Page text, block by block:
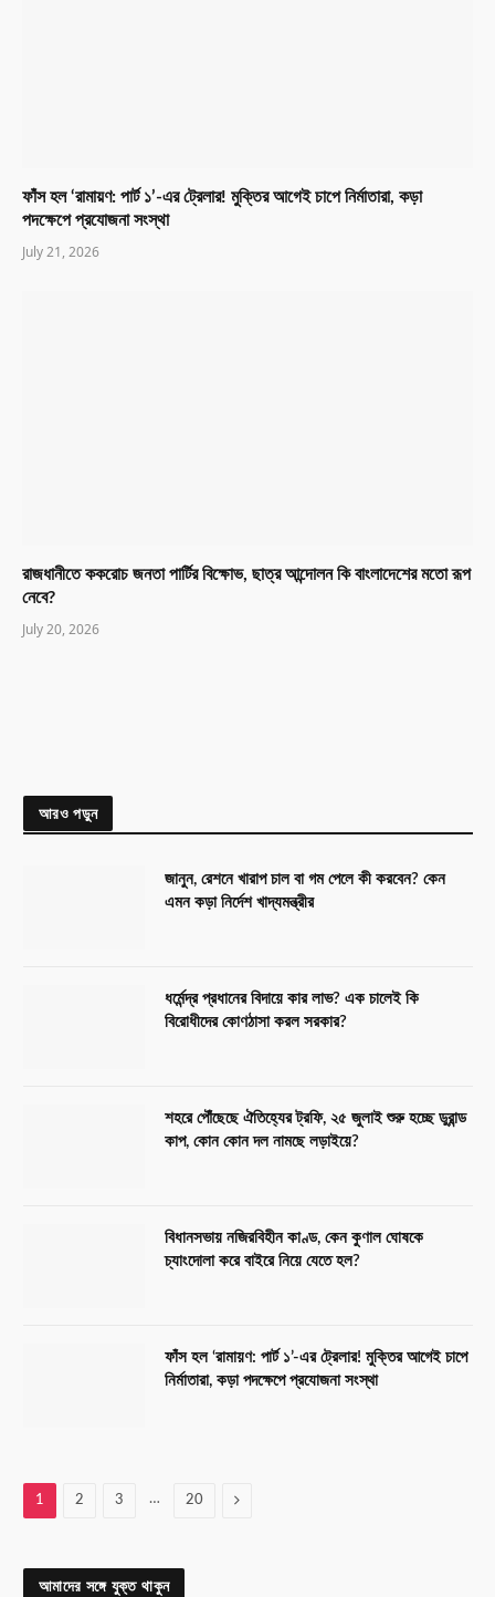
ফাঁস হল ‘রামায়ণ: পার্ট ১’-এর ট্রেলার! মুক্তির আগেই চাপে নির্মাতারা, কড়া
পদক্ষেপে প্রযোজনা সংস্থা
July 21, 2026
রাজধানীতে ককরোচ জনতা পার্টির বিক্ষোভ, ছাত্র আন্দোলন কি বাংলাদেশের মতো রূপ
নেবে?
July 20, 2026
আরও পড়ুন
জানুন, রেশনে খারাপ চাল বা গম পেলে কী করবেন? কেন
এমন কড়া নির্দেশ খাদ্যমন্ত্রীর
ধর্মেন্দ্র প্রধানের বিদায়ে কার লাভ? এক চালেই কি
বিরোধীদের কোণঠাসা করল সরকার?
শহরে পৌঁছেছে ঐতিহ্যের ট্রফি, ২৫ জুলাই শুরু হচ্ছে ডুরান্ড
কাপ, কোন কোন দল নামছে লড়াইয়ে?
বিধানসভায় নজিরবিহীন কাণ্ড, কেন কুণাল ঘোষকে
চ্যাংদোলা করে বাইরে নিয়ে যেতে হল?
ফাঁস হল ‘রামায়ণ: পার্ট ১’-এর ট্রেলার! মুক্তির আগেই চাপে
নির্মাতারা, কড়া পদক্ষেপে প্রযোজনা সংস্থা
1 2 3 … 20 Next
আমাদের সঙ্গে যুক্ত থাকুন